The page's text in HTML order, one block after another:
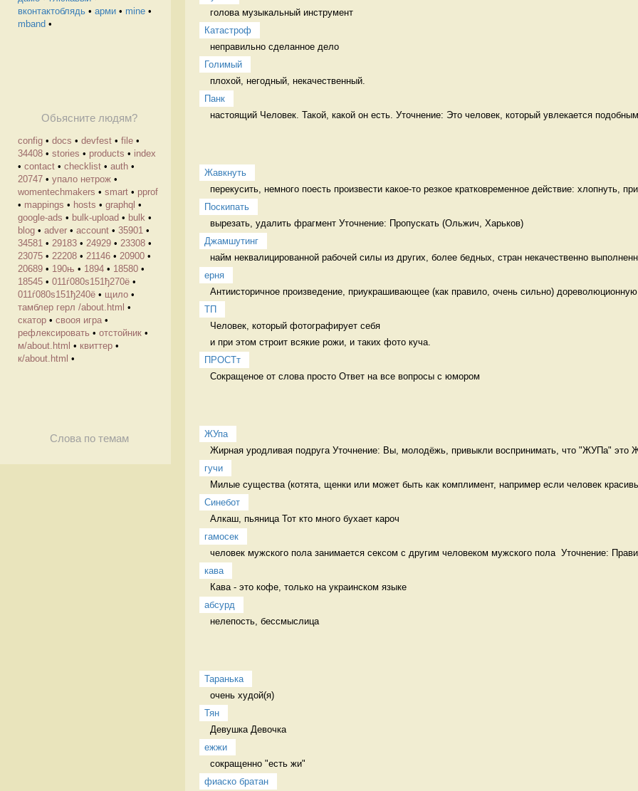
вконтактоблядь • арми • mine •
mband •
Обьясните людям?
config • docs • devfest • file •
34408 • stories • products • index
• contact • checklist • auth •
20747 • упало нетрож •
womentechmakers • smart • pprof
• mappings • hosts • graphql •
google-ads • bulk-upload • bulk •
blog • adver • account • 35901 •
34581 • 29183 • 24929 • 23308 •
23075 • 22208 • 21146 • 20900 •
20689 • 190њ • 1894 • 18580 •
18545 • 011ѓ080ѕ151ђ270ё •
011ѓ080ѕ151ђ240ё • щило •
тамблер герл /about.html •
скатор • свооя игра •
рефлексировать • отстойник •
м/about.html • квиттер •
к/about.html •
Слова по темам
голова музыкальный инструмент
Катастроф
неправильно сделанное дело
Голимый
плохой, негодный, некачественный.
Панк
настоящий Человек. Такой, какой он есть. Уточнение: Это человек, который увлекается подобным
Жавкнуть
перекусить, немного поесть произвести какое-то резкое кратковременное действие: хлопнуть,
Поскипать
Джамшутинг
найм неквалицированной рабочей силы из других, более бедных, стран некачественно
ерня
Антиисторичное произведение, приукрашивающее (как правило, очень сильно) дореволюционную
ТП
Человек, который фотографирует себя
и при этом строит всякие рожи, и таких фото куча.
ПРОСТт
Сокращеное от слова просто Ответ на все вопросы с юмором
ЖУпа
Жирная уродливая подруга Уточнение: Вы, молодёжь, привыкли воспринимать, что "ЖУПа" это
гучи
Милые существа (котята, щенки или может быть как комплимент, например если человек
Синебот
Алкаш, пьяница Тот кто много бухает кароч
гамосек
человек мужского пола занимается сексом с другим человеком мужского пола  Уточнение:
кава
Кава - это кофе, только на украинском языке
абсурд
нелепость, бессмыслица
Таранька
очень худой(я)
Тян
Девушка Девочка
ежжи
сокращенно "есть жи"
фиаско братан